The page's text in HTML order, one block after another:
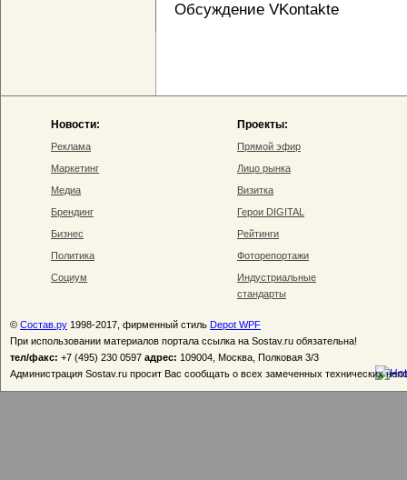
Обсуждение VKontakte
Новости:
Реклама
Маркетинг
Медиа
Брендинг
Бизнес
Политика
Социум
Проекты:
Прямой эфир
Лицо рынка
Визитка
Герои DIGITAL
Рейтинги
Фоторепортажи
Индустриальные
стандарты
© Состав.ру 1998-2017, фирменный стиль Depot WPF
При использовании материалов портала ссылка на Sostav.ru обязательна!
тел/факс: +7 (495) 230 0597 адрес: 109004, Москва, Полковая 3/3
Администрация Sostav.ru просит Вас сообщать о всех замеченных технических